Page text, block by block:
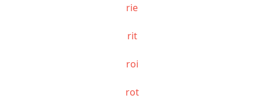
rie
rit
roi
rot